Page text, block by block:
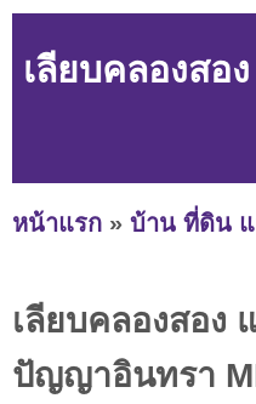
เลียบคลองส
หน้าแรก » บ้าน ที่ดิน
เลียบคลองสอง
ปัญญาอินทรา